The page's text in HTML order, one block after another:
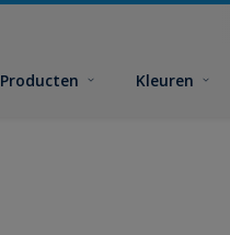
Producten Kleuren